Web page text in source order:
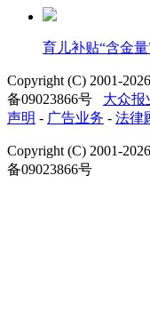
育儿补贴“含金
Copyright (C) 2001-2026
备09023866号 大众报
声明 - 广告业务 - 法律
Copyright (C) 2001-2026
备09023866号